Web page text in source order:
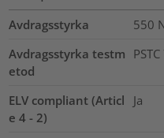
Avdragsstyrka
550
Avdragsstyrka testm
etod
PSTC
ELV compliant (Articl
e 4 - 2)
Ja